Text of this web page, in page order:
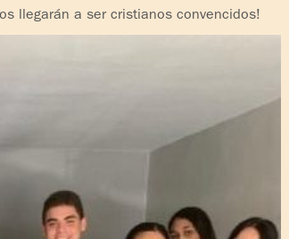
llegarán a ser cristianos convencidos!